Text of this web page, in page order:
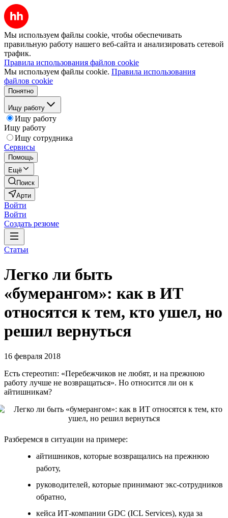
Мы используем файлы cookie, чтобы обеспечивать
правильную работу нашего веб-сайта и анализировать сетевой
трафик.
Правила использования файлов cookie
Мы используем файлы cookie. Правила использования
файлов cookie
Понятно
Ищу работу
Ищу работу
Ищу работу
Ищу сотрудника
Сервисы
Помощь
Ещё
Поиск
Арти
Войти
Войти
Создать резюме
Статьи
Легко ли быть
«бумерангом»: как в ИТ
относятся к тем, кто ушел, но
решил вернуться
16 февраля 2018
Есть стереотип: «Перебежчиков не любят, и на прежнюю
работу лучше не возвращаться». Но относится ли он к
айтишникам?
Разберемся в ситуации на примере:
айтишников, которые возвращались на прежнюю
работу,
руководителей, которые принимают экс-сотрудников
обратно,
кейса ИТ-компании GDC (ICL Services), куда за